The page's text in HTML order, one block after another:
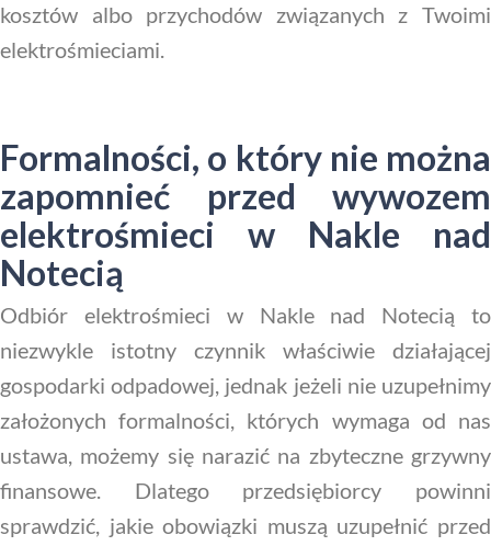
kosztów albo przychodów związanych z Twoimi
elektrośmieciami.
Formalności, o który nie można
zapomnieć przed wywozem
elektrośmieci w Nakle nad
Notecią
Odbiór elektrośmieci w Nakle nad Notecią to
niezwykle istotny czynnik właściwie działającej
gospodarki odpadowej, jednak jeżeli nie uzupełnimy
założonych formalności, których wymaga od nas
ustawa, możemy się narazić na zbyteczne grzywny
finansowe. Dlatego przedsiębiorcy powinni
sprawdzić, jakie obowiązki muszą uzupełnić przed